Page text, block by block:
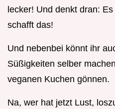
lecker! Und denkt dran:
schafft das!
Und nebenbei könnt ihr
Süßigkeiten selber
veganen Kuchen gönnen.
Na, wer hat jetzt Lust,